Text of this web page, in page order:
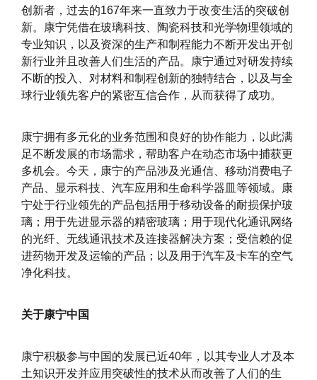
创新者，过去的167年来一直致力于改变生活的突破创
新。康宁凭借在玻璃科技、陶瓷科技和光学物理领域的
专业知识，以及资深的生产和制程能力不断开发出开创
新行业并且改善人们生活的产品。康宁通过对研发持续
不断的投入、对材料和制程创新的独特结合，以及与全
球行业领先客户的紧密互信合作，从而获得了成功。
康宁拥有多元化的业务范围和良好的协作能力，以此满
足不断发展的市场需求，帮助客户在动态市场中捕获更
多机会。今天，康宁的产品涉及光通信、移动消费电子
产品、显示科技、汽车应用和生命科学器皿等领域。康
宁处于行业领先的产品包括用于移动设备的耐损保护玻
璃；用于先进显示器的精密玻璃；用于现代化通讯网络
的光纤、无线通讯技术及连接器解决方案；受信赖的促
进药物开发及运输的产品；以及用于汽车及卡车的空气
净化科技。
关于康宁中国
康宁积极参与中国的发展已近40年，以其专业人才及本
土知识开发并应用突破性的技术从而改善了人们的生